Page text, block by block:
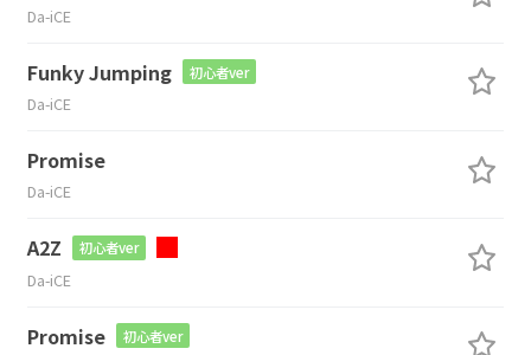
Da-iCE
Funky Jumping 初心者ver
Da-iCE
Promise
Da-iCE
A2Z 初心者ver
Da-iCE
Promise 初心者ver